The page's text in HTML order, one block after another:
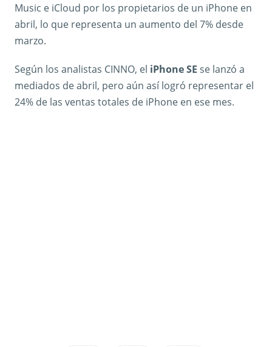
Music e iCloud por los propietarios de un iPhone en
abril, lo que representa un aumento del 7% desde
marzo.
Según los analistas CINNO, el iPhone SE se lanzó a
mediados de abril, pero aún así logró representar el
24% de las ventas totales de iPhone en ese mes.